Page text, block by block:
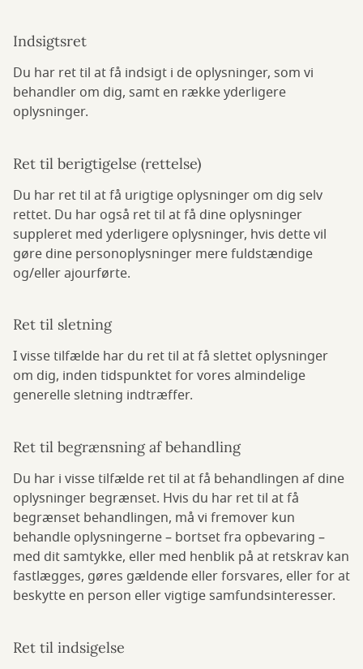
Indsigtsret
Du har ret til at få indsigt i de oplysninger, som vi
behandler om dig, samt en række yderligere
oplysninger.
Ret til berigtigelse (rettelse)
Du har ret til at få urigtige oplysninger om dig selv
rettet. Du har også ret til at få dine oplysninger
suppleret med yderligere oplysninger, hvis dette vil
gøre dine personoplysninger mere fuldstændige
og/eller ajourførte.
Ret til sletning
I visse tilfælde har du ret til at få slettet oplysninger
om dig, inden tidspunktet for vores almindelige
generelle sletning indtræffer.
Ret til begrænsning af behandling
Du har i visse tilfælde ret til at få behandlingen af dine
oplysninger begrænset. Hvis du har ret til at få
begrænset behandlingen, må vi fremover kun
behandle oplysningerne – bortset fra opbevaring –
med dit samtykke, eller med henblik på at retskrav kan
fastlægges, gøres gældende eller forsvares, eller for at
beskytte en person eller vigtige samfundsinteresser.
Ret til indsigelse